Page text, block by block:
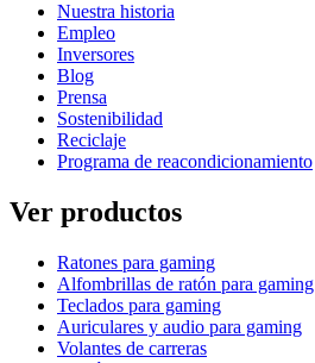
Nuestra historia
Empleo
Inversores
Blog
Prensa
Sostenibilidad
Reciclaje
Programa de reacondicionamiento
Ver productos
Ratones para gaming
Alfombrillas de ratón para gaming
Teclados para gaming
Auriculares y audio para gaming
Volantes de carreras